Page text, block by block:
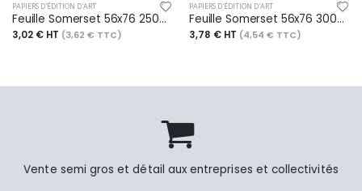
PAPIERS D'ÉDITION D'ART
Feuille Somerset 56x76 250g/m², 4 bords frangés, grain Satin lisse blanc
3,02 € HT (3,62 € TTC)
PAPIERS D'ÉDITION D'ART
Feuille Somerset 56x76 300g/m², 4 bords frangés, grain Satin lisse blanc cassé
3,78 € HT (4,54 € TTC)
Vente semi gros et détail aux entreprises et collectivités